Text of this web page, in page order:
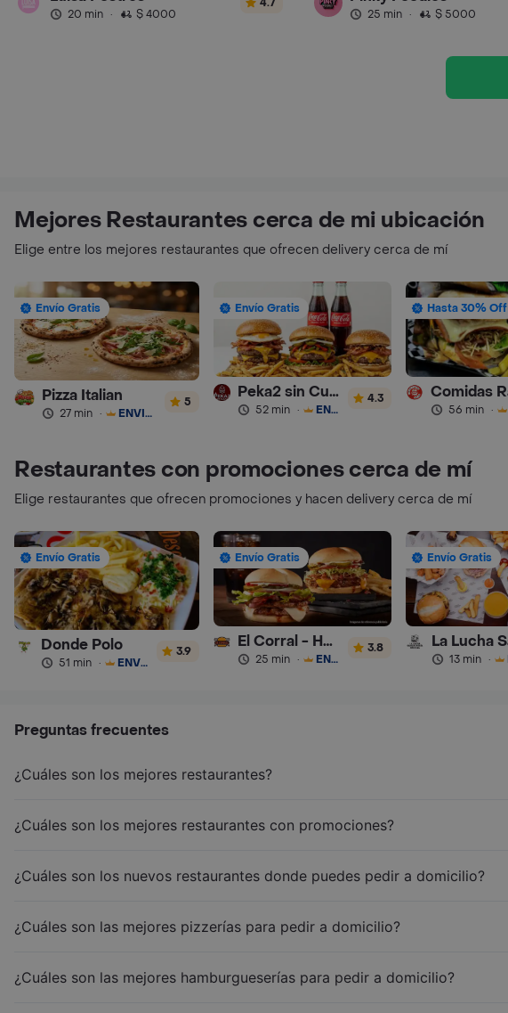
20 min · $ 4000 25 min · $ 5000
Mejores Restaurantes cerca de mi ubicación
Elige entre los mejores restaurantes que ofrecen delivery cerca de mí
Envío Gratis
Pizza Italian
27 min · ENVÍO GRATIS
5
Envío Gratis
Peka2 sin Culpa Lourdes
52 min · ENVÍO GRATIS
4.3
Hasta 30% Off
56 min ·
Restaurantes con promociones cerca de mí
Elige restaurantes que ofrecen promociones y hacen delivery cerca de mí
Envío Gratis
Donde Polo
51 min · ENVÍO GRATIS
3.9
Envío Gratis
El Corral - Hamburguesa
25 min · ENVÍO GRATIS
3.8
Envío Gratis
13 min ·
Preguntas frecuentes
¿Cuáles son los mejores restaurantes?
¿Cuáles son los mejores restaurantes con promociones?
¿Cuáles son los nuevos restaurantes donde puedes pedir a domicilio?
¿Cuáles son las mejores pizzerías para pedir a domicilio?
¿Cuáles son las mejores hamburgueserías para pedir a domicilio?